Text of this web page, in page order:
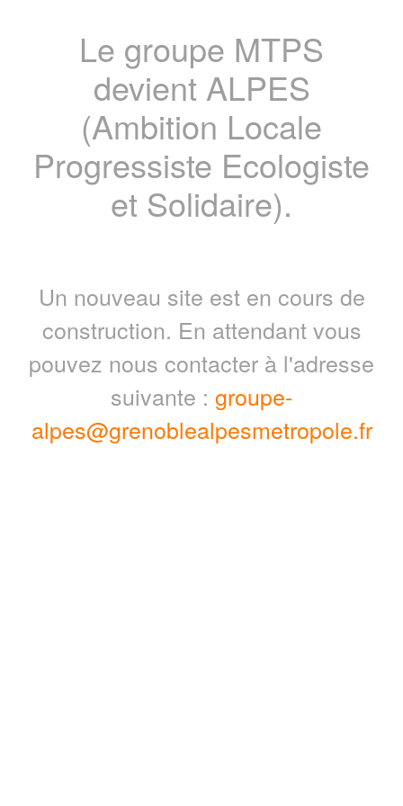
Le groupe MTPS
devient ALPES
(Ambition Locale
Progressiste Ecologiste
et Solidaire).
Un nouveau site est en cours de
construction. En attendant vous
pouvez nous contacter à l'adresse
suivante : groupe-
alpes@grenoblealpesmetropole.fr